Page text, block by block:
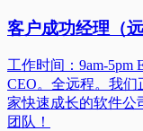
客户成功经理（远
工作时间：9am-5pm
CEO。全远程。我
家快速成长的软件公
团队！